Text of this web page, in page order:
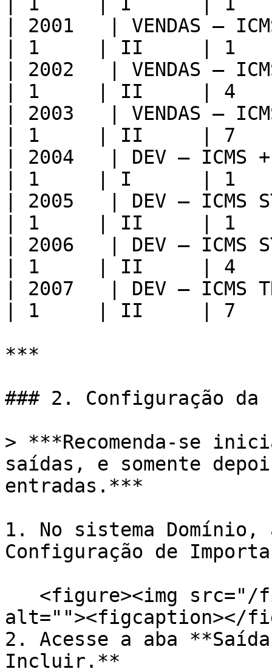
| 2001   | VENDAS –
| 1     | II     | 1
| 2002   | VENDAS –
| 1     | II     | 4
| 2003   | VENDAS –
| 1     | II     | 7
| 2004   | DEV –
| 1     | I      | 1
| 2005   | DEV – ICMS
| 1     | II     | 1
| 2006   | DEV – ICMS
| 1     | II     | 4
| 2007   | DEV – ICMS
| 1     | II     | 7
***
### 2. Configuração da
> ***Recomenda-se
saídas, e somente
entradas.***
1. No sistema Domínio,
Configuração de
alt=""><figcaption></
2. Acesse a aba
Incluir.**